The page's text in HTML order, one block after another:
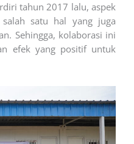
tahun 2017 lalu, aspek
satu hal yang juga
Sehingga, kolaborasi ini
efek yang positif untuk